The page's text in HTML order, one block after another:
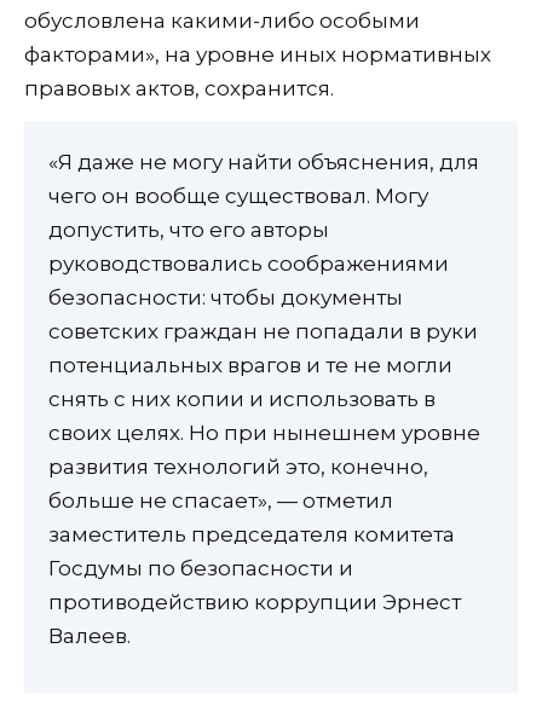
обусловлена какими-либо особыми
факторами», на уровне иных нормативных
правовых актов, сохранится.
«Я даже не могу найти объяснения, для
чего он вообще существовал. Могу
допустить, что его авторы
руководствовались соображениями
безопасности: чтобы документы
советских граждан не попадали в руки
потенциальных врагов и те не могли
снять с них копии и использовать в
своих целях. Но при нынешнем уровне
развития технологий это, конечно,
больше не спасает», — отметил
заместитель председателя комитета
Госдумы по безопасности и
противодействию коррупции Эрнест
Валеев.